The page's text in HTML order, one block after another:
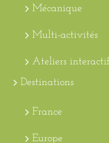
Mécanique
Multi-activités
Ateliers
Destinations
France
Europe